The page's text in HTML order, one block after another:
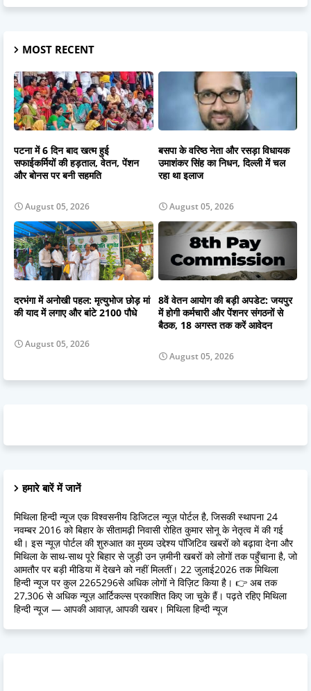
MOST RECENT
पटना में 6 दिन बाद खत्म हुई
सफाईकर्मियों की हड़ताल, वेतन, पेंशन
और बोनस पर बनी सहमति
August 05, 2026
बसपा के वरिष्ठ नेता और रसड़ा विधायक
उमाशंकर सिंह का निधन, दिल्ली में चल
रहा था इलाज
August 05, 2026
दरभंगा में अनोखी पहल: मृत्युभोज छोड़ मां
की याद में लगाए और बांटे 2100 पौधे
August 05, 2026
8वें वेतन आयोग की बड़ी अपडेट: जयपुर
में होगी कर्मचारी और पेंशनर संगठनों से
बैठक, 18 अगस्त तक करें आवेदन
August 05, 2026
हमारे बारें में जानें
मिथिला हिन्दी न्यूज एक विश्वसनीय डिजिटल न्यूज़ पोर्टल है, जिसकी स्थापना 24
नवम्बर 2016 को बिहार के सीतामढ़ी निवासी रोहित कुमार सोनू के नेतृत्व में की गई
थी। इस न्यूज़ पोर्टल की शुरुआत का मुख्य उद्देश्य पॉजिटिव खबरों को बढ़ावा देना और
मिथिला के साथ-साथ पूरे बिहार से जुड़ी उन ज़मीनी खबरों को लोगों तक पहुँचाना है, जो
आमतौर पर बड़ी मीडिया में देखने को नहीं मिलतीं। 22 जुलाई2026 तक मिथिला
हिन्दी न्यूज पर कुल 2265296से अधिक लोगों ने विज़िट किया है। 👉 अब तक
27,306 से अधिक न्यूज़ आर्टिकल्स प्रकाशित किए जा चुके हैं। पढ़ते रहिए मिथिला
हिन्दी न्यूज — आपकी आवाज़, आपकी खबर। मिथिला हिन्दी न्यूज